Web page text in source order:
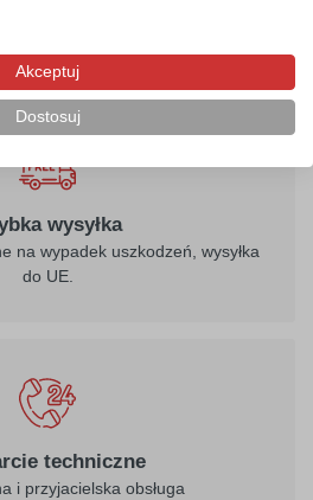
wysyłka
na wypadek uszkodzeń, wysyłka
do UE.
techniczne
i przyjacielska obsługa
Akceptuj
Dostosuj